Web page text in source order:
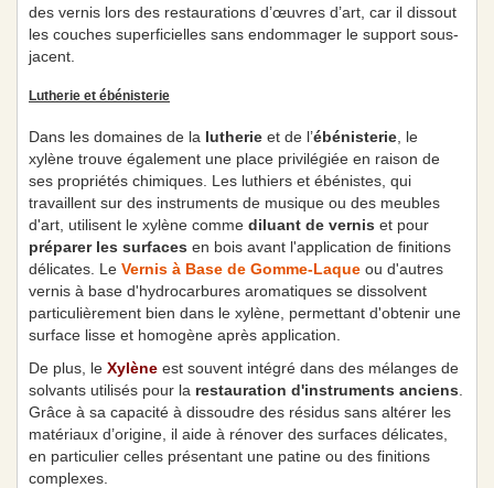
des vernis lors des restaurations d’œuvres d’art, car il dissout
les couches superficielles sans endommager le support sous-
jacent.
Lutherie et ébénisterie
Dans les domaines de la lutherie et de l’ébénisterie , le
xylène trouve également une place privilégiée en raison de
ses propriétés chimiques. Les luthiers et ébénistes, qui
travaillent sur des instruments de musique ou des meubles
d'art, utilisent le xylène comme diluant de vernis et pour
préparer les surfaces en bois avant l'application de finitions
délicates. Le Vernis à Base de Gomme-Laque ou d'autres
vernis à base d'hydrocarbures aromatiques se dissolvent
particulièrement bien dans le xylène, permettant d'obtenir une
surface lisse et homogène après application.
De plus, le Xylène est souvent intégré dans des mélanges de
solvants utilisés pour la restauration d'instruments anciens
Grâce à sa capacité à dissoudre des résidus sans altérer les
matériaux d’origine, il aide à rénover des surfaces délicates,
en particulier celles présentant une patine ou des finitions
complexes.